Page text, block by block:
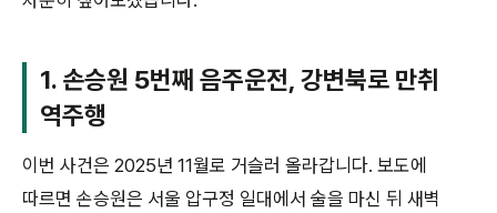
1. 손승원 5번째 음주운전, 강변북로 만취
역주행
이번 사건은 2025년 11월로 거슬러 올라갑니다. 보도에
따르면 손승원은 서울 압구정 일대에서 술을 마신 뒤 새벽